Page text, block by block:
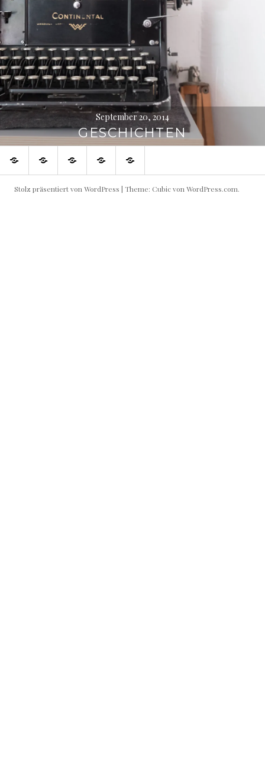
September 20, 2014
GESCHICHTEN
Blog Geschichten
PortraitsProjekteAbout
Stolz präsentiert von WordPress | Theme: Cubic von WordPress.com.